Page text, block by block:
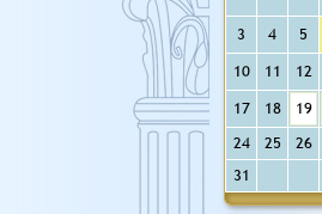
3
4 5
10 11 12
17 18 19
24
25 26
31